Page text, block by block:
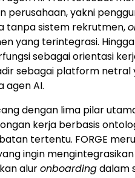
perusahaan, yakni
tanpa sistem rekrutmen,
yang terintegrasi.
sebagai orientasi
sebagai platform
agen AI.
dengan lima pilar
kerja berbasis
tertentu. FORGE
ingin mengintegrasikan
aluronboardingdalam